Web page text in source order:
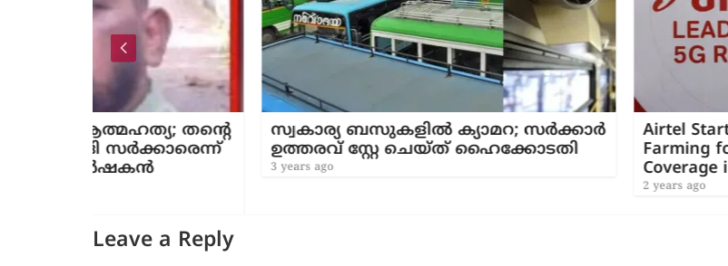
സ്വകാര്യ ബസുകളിൽ ക്യാമറ; സർക്കാർ
ഉത്തരവ് സ്റ്റേ ചെയ്ത് ഹൈക്കോടതി
3 years ago
Airtel Starts Mid-Band
Farming for Expansion of
Leave a Reply